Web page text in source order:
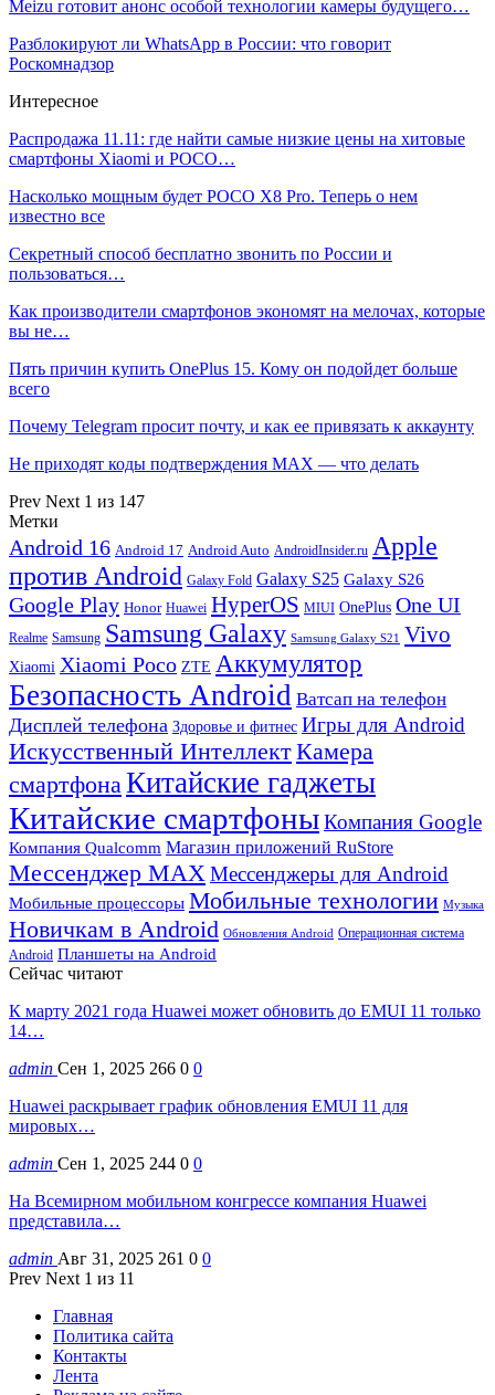
Meizu готовит анонс особой технологии камеры будущего…
Разблокируют ли WhatsApp в России: что говорит
Роскомнадзор
Интересное
Распродажа 11.11: где найти самые низкие цены на хитовые
смартфоны Xiaomi и POCO…
Насколько мощным будет POCO X8 Pro. Теперь о нем
известно все
Секретный способ бесплатно звонить по России и
пользоваться…
Как производители смартфонов экономят на мелочах, которые
вы не…
Пять причин купить OnePlus 15. Кому он подойдет больше
всего
Почему Telegram просит почту, и как ее привязать к аккаунту
Не приходят коды подтверждения MAX — что делать
Prev Next 1 из 147
Метки
Android 16 Android 17 Android Auto AndroidInsider.ru Apple
против Android Galaxy Fold Galaxy S25 Galaxy S26
Google Play Honor Huawei HyperOS MIUI OnePlus One UI
Realme Samsung Samsung Galaxy Samsung Galaxy S21 Vivo
Xiaomi Xiaomi Poco ZTE Аккумулятор
Безопасность Android Ватсап на телефон
Дисплей телефона Здоровье и фитнес Игры для Android
Искусственный ИнтеллектКамера
смартфона Китайские гаджеты
Китайские смартфоныКомпания Google
Компания Qualcomm Магазин приложений RuStore
Мессенджер MAX Мессенджеры для Android
Мобильные процессоры Мобильные технологии Музыка
Новичкам в Android Обновления Android Операционная система
Android Планшеты на Android
Сейчас читают
К марту 2021 года Huawei может обновить до EMUI 11 только
14…
admin Сен 1, 2025 266 0 0
Huawei раскрывает график обновления EMUI 11 для
мировых…
admin Сен 1, 2025 244 0 0
На Всемирном мобильном конгрессе компания Huawei
представила…
admin Авг 31, 2025 261 0 0
Prev Next 1 из 11
Главная
Политика сайта
Контакты
Лента